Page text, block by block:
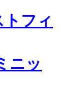
フィ
ニッ